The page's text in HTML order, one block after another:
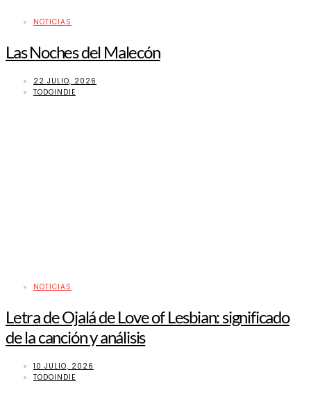
NOTICIAS
Las Noches del Malecón
22 JULIO, 2026
TODOINDIE
NOTICIAS
Letra de Ojalá de Love of Lesbian: significado
de la canción y análisis
10 JULIO, 2026
TODOINDIE